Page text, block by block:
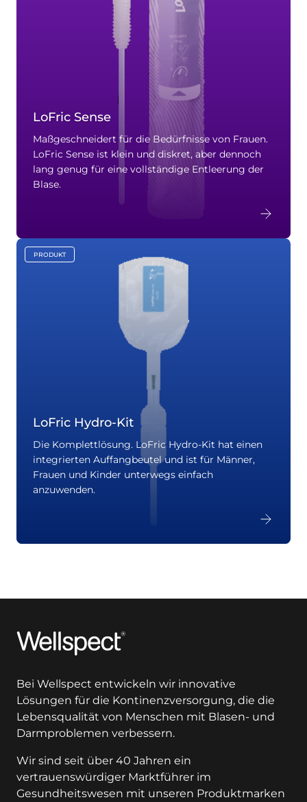
LoFric Sense
Maßgeschneidert für die Bedürfnisse von Frauen.
LoFric Sense ist klein und diskret, aber dennoch
lang genug für eine vollständige Entleerung der
Blase.
LoFric Hydro-Kit
key:global.content-type:
PRODUKT
Die Komplettlösung. LoFric Hydro-Kit hat einen
integrierten Auffangbeutel und ist für Männer,
Frauen und Kinder unterwegs einfach
anzuwenden.
Wellspect
Bei Wellspect entwickeln wir innovative
Lösungen für die Kontinenzversorgung, die die
Lebensqualität von Menschen mit Blasen- und
Darmproblemen verbessern.
Wir sind seit über 40 Jahren ein
vertrauenswürdiger Marktführer im
Gesundheitswesen mit unseren Produktmarken